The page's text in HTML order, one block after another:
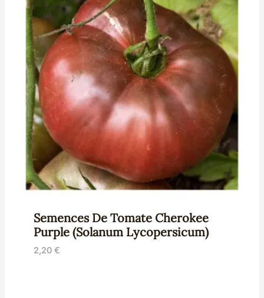
Semences De Tomate Cherokee
Purple (Solanum Lycopersicum)
2,20 €